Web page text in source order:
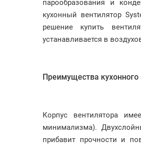
парообразования и
кухонный вентилятор
решение купить
устанавливается в
Преимущества кухонного
Корпус вентилятора
минимализма).
прибавит прочности и